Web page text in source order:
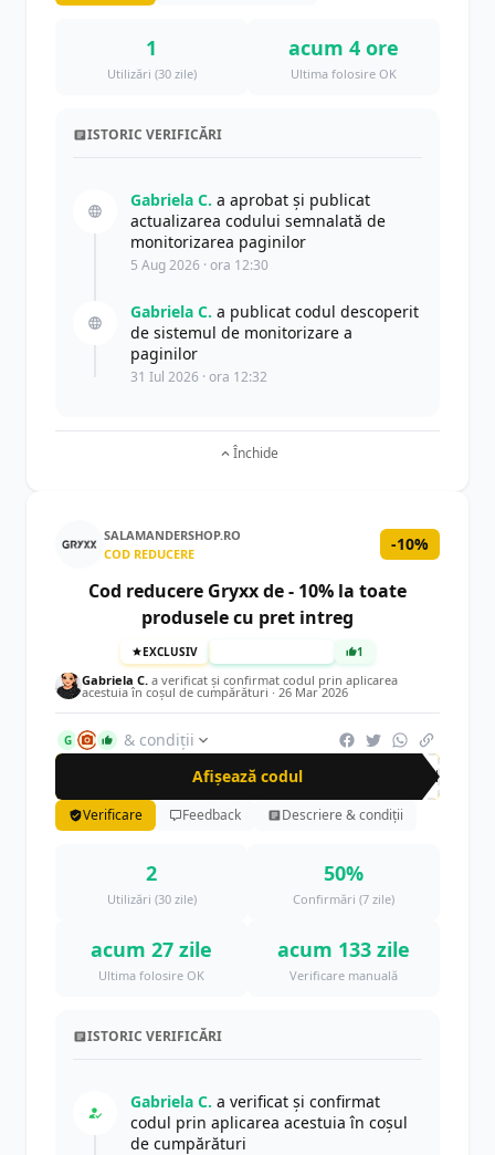
1
Utilizări (30 zile)
acum 4 ore
Ultima folosire OK
ISTORIC VERIFICĂRI
Gabriela C. a aprobat și publicat
actualizarea codului semnalată de
monitorizarea paginilor
5 Aug 2026 · ora 12:30
Gabriela C. a publicat codul descoperit
de sistemul de monitorizare a
paginilor
31 Iul 2026 · ora 12:32
Închide
SALAMANDERSHOP.RO
COD REDUCERE
-10%
Cod reducere Gryxx de - 10% la toate
produsele cu pret intreg
EXCLUSIV 1
Gabriela C. a verificat și confirmat codul prin aplicarea
acestuia în coșul de cumpărături · 26 Mar 2026
G
& condiții
Afișează codul
CRN
Verificare Feedback Descriere & condiții
2
Utilizări (30 zile)
50%
Confirmări (7 zile)
acum 27 zile
Ultima folosire OK
acum 133 zile
Verificare manuală
ISTORIC VERIFICĂRI
Gabriela C. a verificat și confirmat
codul prin aplicarea acestuia în coșul
de cumpărături